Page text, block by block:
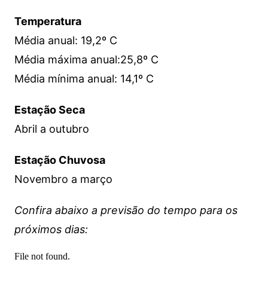
Temperatura
Média anual: 19,2º C
Média máxima anual:25,8º C
Média mínima anual: 14,1º C
Estação Seca
Abril a outubro
Estação Chuvosa
Novembro a março
Confira abaixo a previsão do tempo para os
próximos dias: